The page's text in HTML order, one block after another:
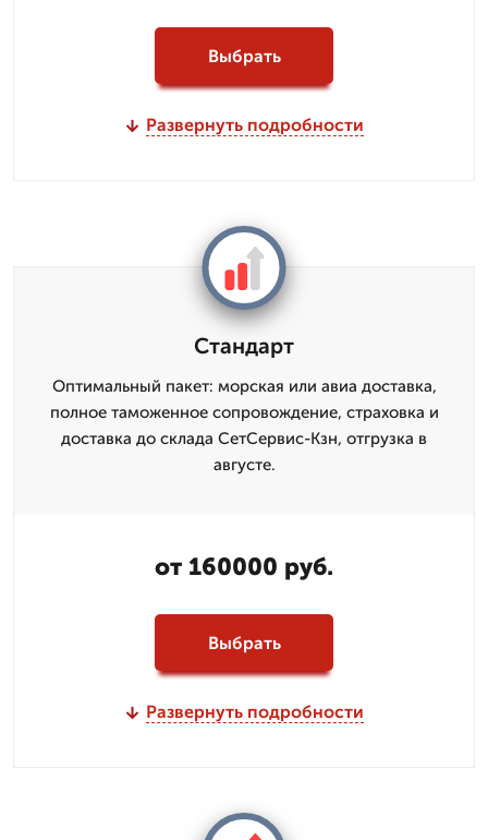
Выбрать
Развернуть подробности
Стандарт
Оптимальный пакет: морская или авиа доставка,
полное таможенное сопровождение, страховка и
доставка до склада СетСервис-Кзн, отгрузка в
августе.
от 160000 руб.
Выбрать
Развернуть подробности